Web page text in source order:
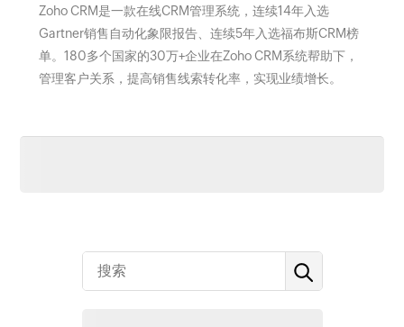
Zoho CRM是一款在线CRM管理系统，连续14年入选
Gartner销售自动化象限报告、连续5年入选福布斯CRM榜
单。180多个国家的30万+企业在Zoho CRM系统帮助下，
管理客户关系，提高销售线索转化率，实现业绩增长。